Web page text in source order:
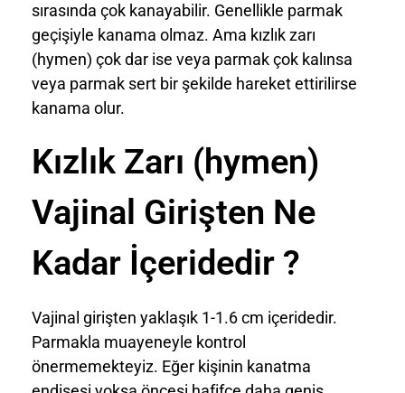
sırasında çok kanayabilir. Genellikle parmak
geçişiyle kanama olmaz. Ama kızlık zarı
(hymen) çok dar ise veya parmak çok kalınsa
veya parmak sert bir şekilde hareket ettirilirse
kanama olur.
Kızlık Zarı (hymen)
Vajinal Girişten Ne
Kadar İçeridedir ?
Vajinal girişten yaklaşık 1-1.6 cm içeridedir.
Parmakla muayeneyle kontrol
önermemekteyiz. Eğer kişinin kanatma